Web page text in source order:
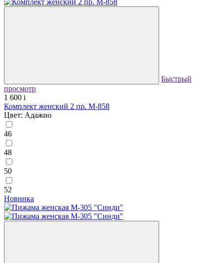
Быстрый
просмотр
1 600 i
Комплект женский 2 пр. М-858
Цвет: Адажио
46
48
50
52
Новинка